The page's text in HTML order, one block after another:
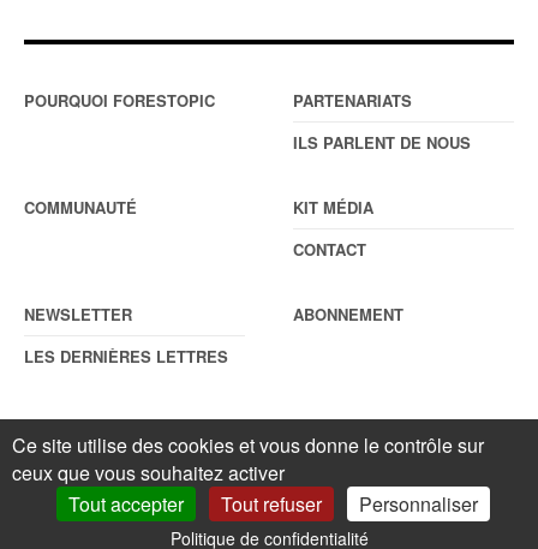
POURQUOI FORESTOPIC
PARTENARIATS
ILS PARLENT DE NOUS
COMMUNAUTÉ
KIT MÉDIA
CONTACT
NEWSLETTER
LES DERNIÈRES LETTRES
ABONNEMENT
© ForestopicMentions légales. Reproduction interdite sans autorisation
écrite préalable.Gestionnaire de cookies
Ce site utilise des cookies et vous donne le contrôle sur
ceux que vous souhaitez activer
Tout accepter
Tout refuser Personnaliser
Politique de confidentialité